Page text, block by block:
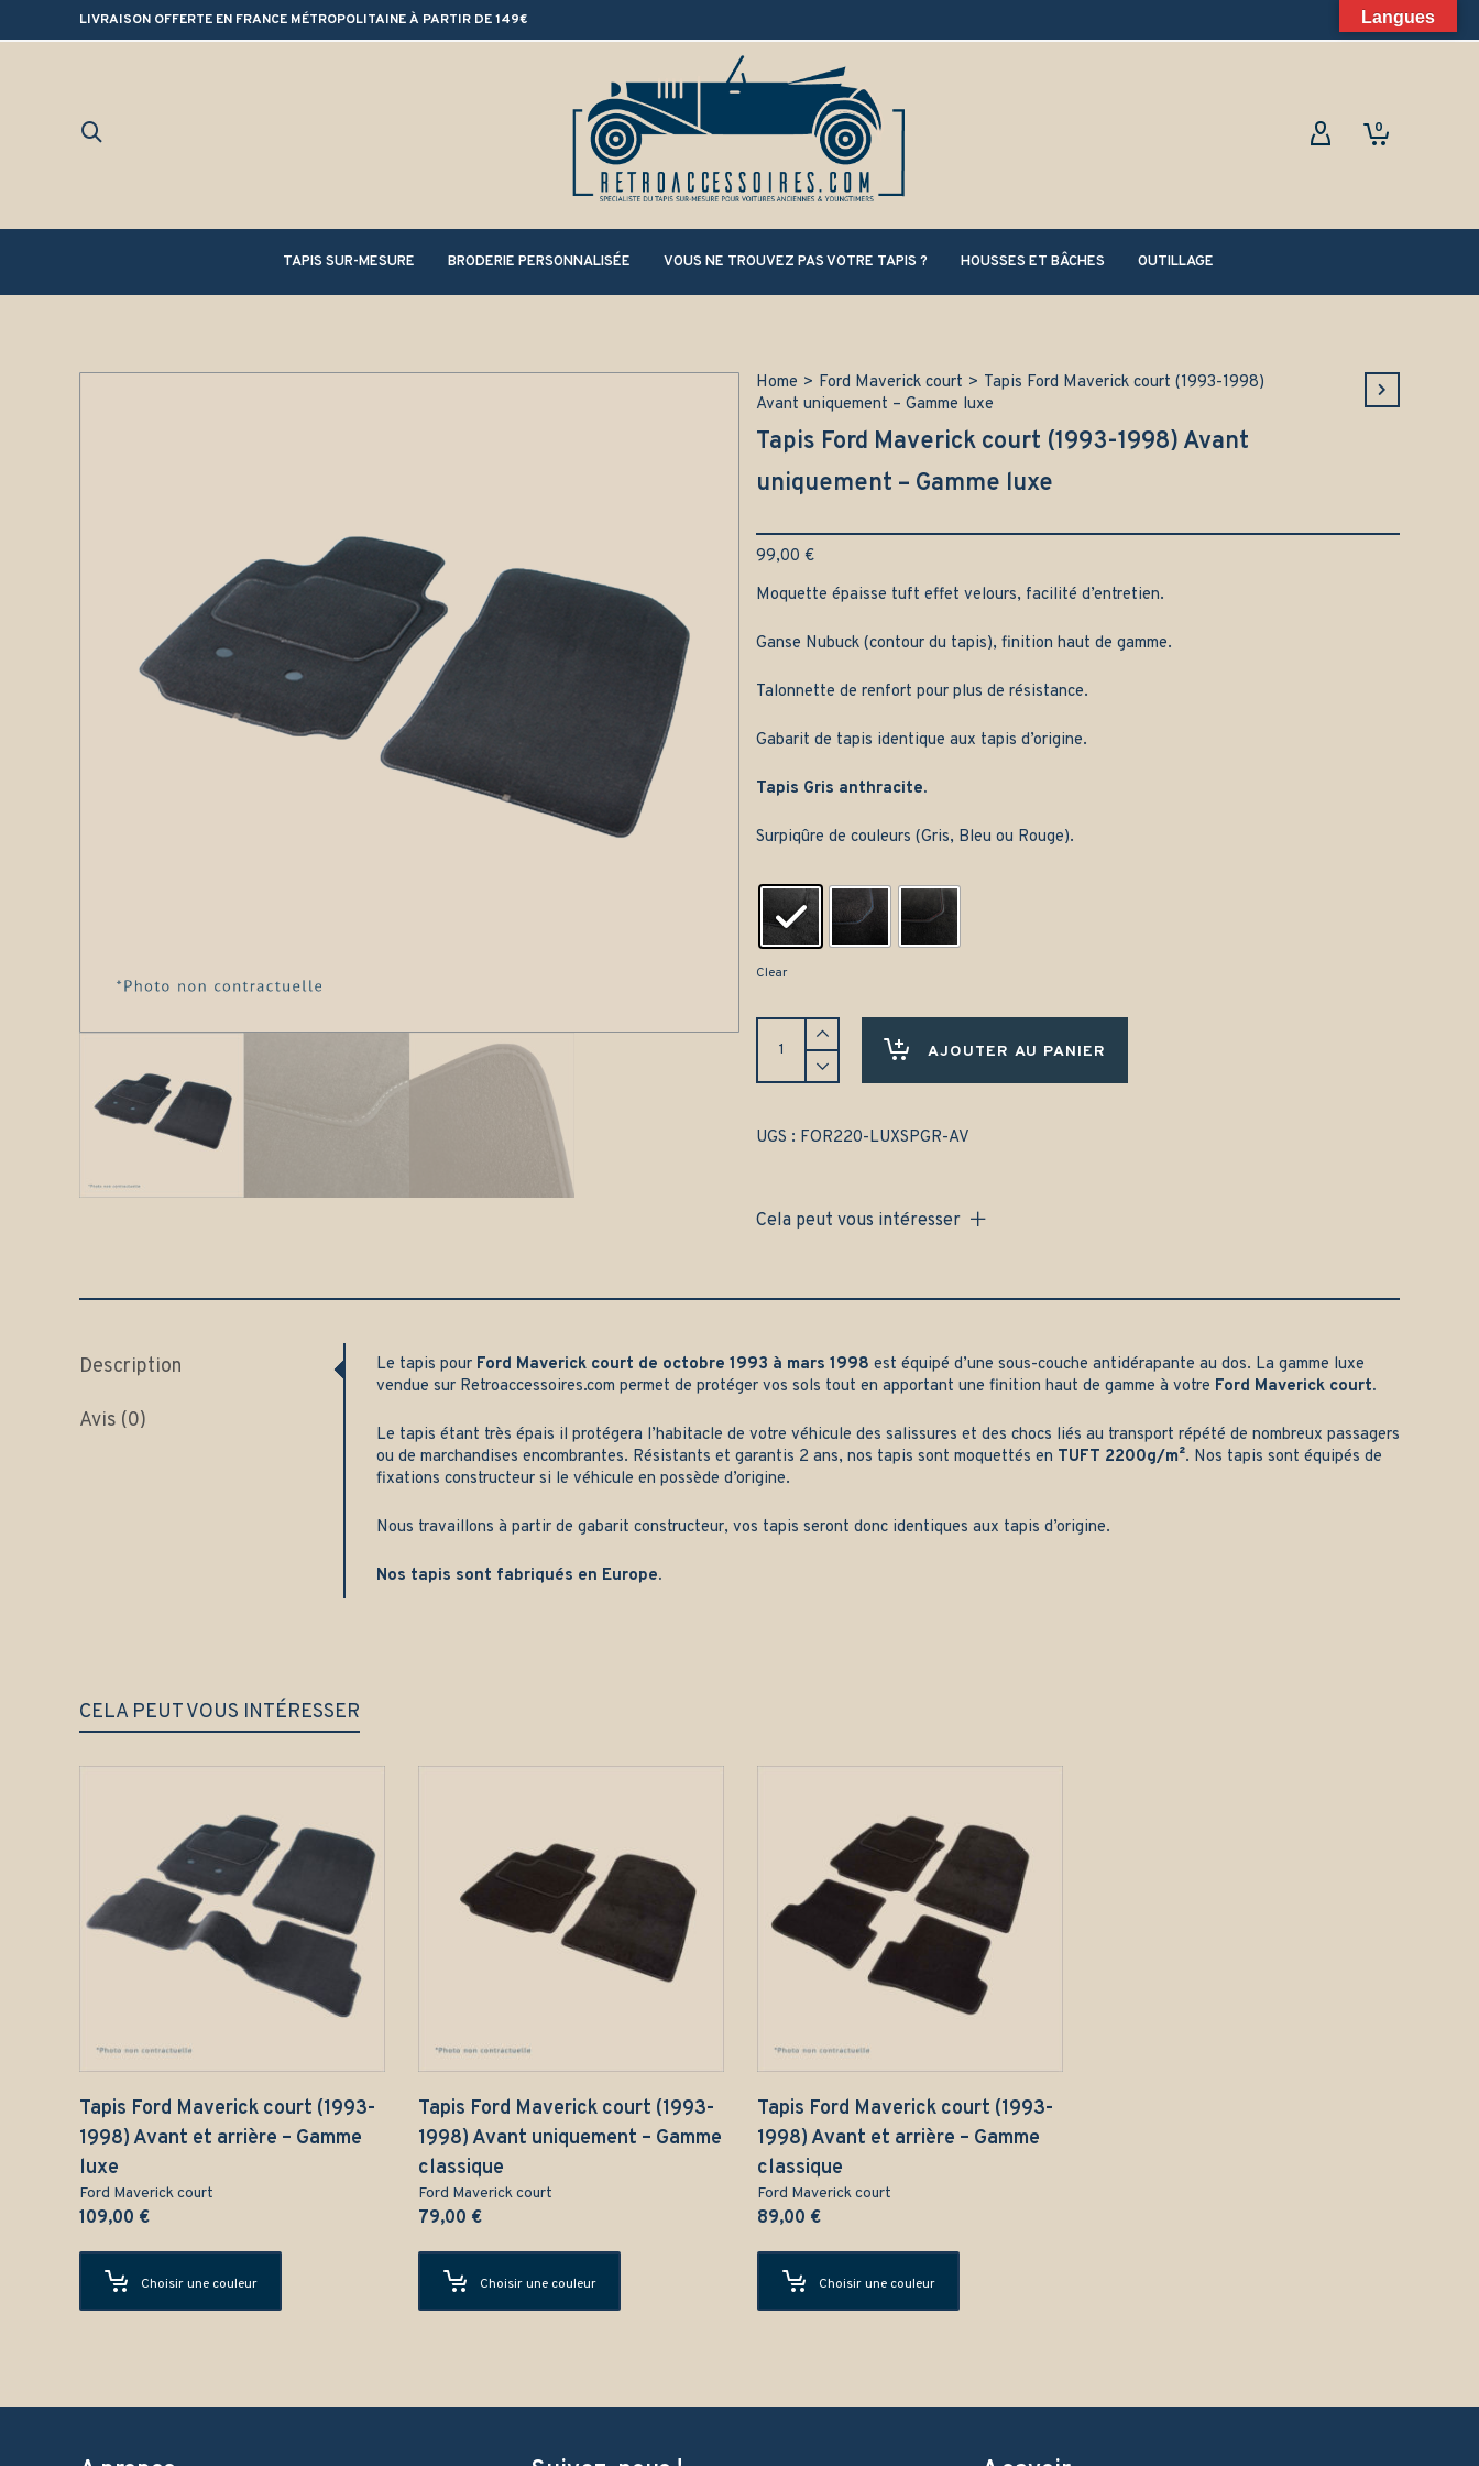
LIVRAISON OFFERTE EN FRANCE MÉTROPOLITAINE À PARTIR DE 149€
0
TAPIS SUR-MESURE BRODERIE PERSONNALISÉE VOUS NE TROUVEZ PAS VOTRE TAPIS ? HOUSSES ET BÂCHES OUTILLAGE
Home > Ford Maverick court > Tapis Ford Maverick court (1993-1998)
Avant uniquement – Gamme luxe
Tapis Ford Maverick court (1993-1998) Avant
uniquement – Gamme luxe
99,00 €
Moquette épaisse tuft effet velours, facilité d’entretien.
Ganse Nubuck (contour du tapis), finition haut de gamme.
Talonnette de renfort pour plus de résistance.
Gabarit de tapis identique aux tapis d’origine.
Tapis Gris anthracite.
Surpiqûre de couleurs (Gris, Bleu ou Rouge).
Clear
Tapis
Ford
Maverick
1998)
Gamme
AJOUTER AU PANIER
UGS : FOR220-LUXSPGR-AV
Cela peut vous intéresser
Description
Avis (0)
Le tapis pour Ford Maverick court de octobre 1993 à mars 1998 est équipé d’une sous-couche antidérapante au dos. La gamme luxe
vendue sur Retroaccessoires.com permet de protéger vos sols tout en apportant une finition haut de gamme à votre Ford Maverick court.
Le tapis étant très épais il protégera l’habitacle de votre véhicule des salissures et des chocs liés au transport répété de nombreux passagers
ou de marchandises encombrantes. Résistants et garantis 2 ans, nos tapis sont moquettés en TUFT 2200g/m². Nos tapis sont équipés de
fixations constructeur si le véhicule en possède d’origine.
Nous travaillons à partir de gabarit constructeur, vos tapis seront donc identiques aux tapis d’origine.
Nos tapis sont fabriqués en Europe.
CELA PEUT VOUS INTÉRESSER
Tapis Ford Maverick court (1993-
1998) Avant et arrière – Gamme
luxe
Ford Maverick court
109,00 €
Choisir une couleur
Tapis Ford Maverick court (1993-
1998) Avant uniquement – Gamme
classique
Ford Maverick court
79,00 €
Choisir une couleur
Tapis Ford Maverick court (1993-
1998) Avant et arrière – Gamme
classique
Ford Maverick court
89,00 €
Choisir une couleur
Langues